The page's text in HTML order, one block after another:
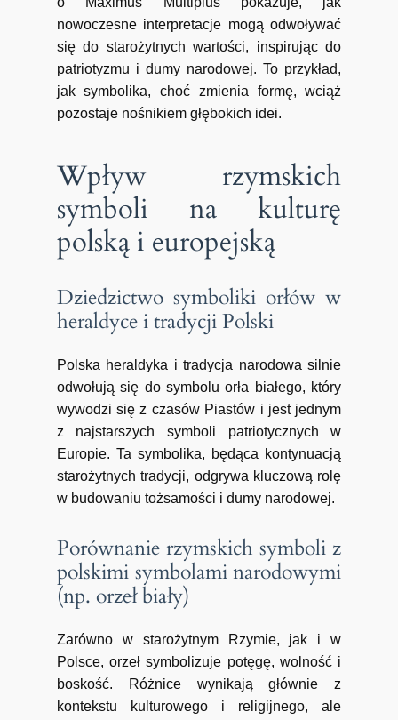
nowoczesne interpretacje mogą odwoływać
się do starożytnych wartości, inspirując do
patriotyzmu i dumy narodowej. To przykład,
jak symbolika, choć zmienia formę, wciąż
pozostaje nośnikiem głębokich idei.
Wpływ rzymskich
symboli na kulturę
polską i europejską
Dziedzictwo symboliki orłów w
heraldyce i tradycji Polski
Polska heraldyka i tradycja narodowa silnie
odwołują się do symbolu orła białego, który
wywodzi się z czasów Piastów i jest jednym
z najstarszych symboli patriotycznych w
Europie. Ta symbolika, będąca kontynuacją
starożytnych tradycji, odgrywa kluczową rolę
w budowaniu tożsamości i dumy narodowej.
Porównanie rzymskich symboli z
polskimi symbolami narodowymi
(np. orzeł biały)
Zarówno w starożytnym Rzymie, jak i w
Polsce, orzeł symbolizuje potęgę, wolność i
boskość. Różnice wynikają głównie z
kontekstu kulturowego i religijnego, ale